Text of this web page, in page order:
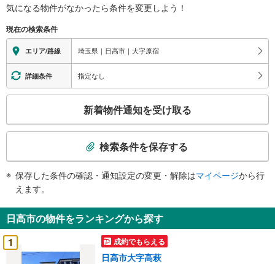
気になる物件がなかったら条件を変更しよう！
現在の検索条件
エリア/路線 埼玉県｜日高市｜大字原宿
詳細条件 指定なし
検
知
を
受
け
新着物件通知を受け取る
検索条件を保存する
保存した条件の確認・通知設定の変更・解除はマイページから行
えます。
日高市の物件をランキングから探す
1
成約でもらえる
日高市大字高萩